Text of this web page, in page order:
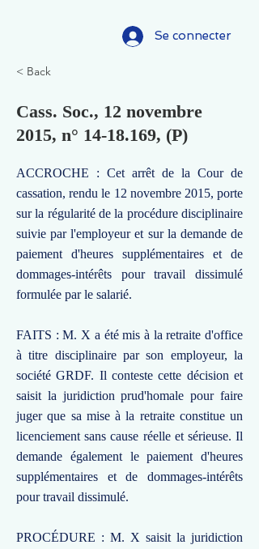
Se connecter
< Back
Cass. Soc., 12 novembre
2015, n° 14-18.169, (P)
ACCROCHE : Cet arrêt de la Cour de
cassation, rendu le 12 novembre 2015, porte
sur la régularité de la procédure disciplinaire
suivie par l'employeur et sur la demande de
paiement d'heures supplémentaires et de
dommages-intérêts pour travail dissimulé
formulée par le salarié.
FAITS : M. X a été mis à la retraite d'office
à titre disciplinaire par son employeur, la
société GRDF. Il conteste cette décision et
saisit la juridiction prud'homale pour faire
juger que sa mise à la retraite constitue un
licenciement sans cause réelle et sérieuse. Il
demande également le paiement d'heures
supplémentaires et de dommages-intérêts
pour travail dissimulé.
PROCÉDURE : M. X saisit la juridiction